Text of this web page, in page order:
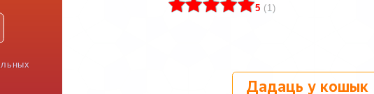
5 (1)
Дадаць у кошык